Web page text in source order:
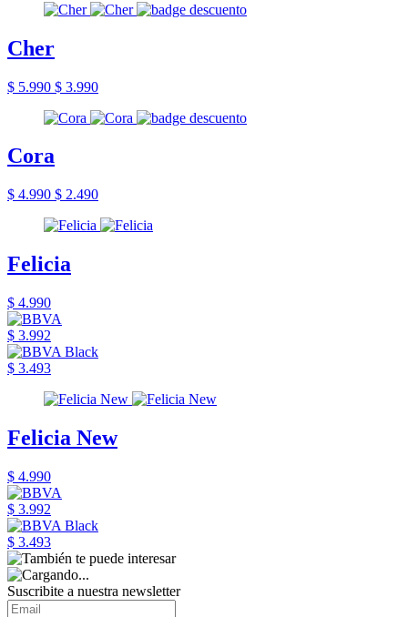
Cher
$ 5.990 $ 3.990
Cora
$ 4.990 $ 2.490
Felicia
$ 4.990
$ 3.992
$ 3.493
Felicia New
$ 4.990
$ 3.992
$ 3.493
Suscribite a nuestra newsletter